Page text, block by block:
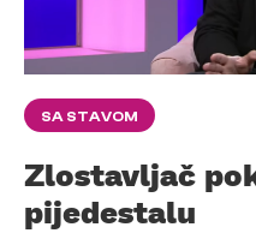
SA STAVOM
Zlostavljač
pijedestalu